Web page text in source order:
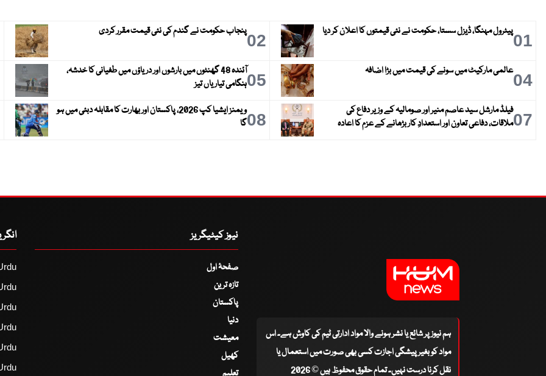
01پیٹرول مہنگا، ڈیزل سستا، حکومت نے نئی قیمتوں کا اعلان کر دیا 02پنجاب حکومت نے گندم کی نئی قیمت مقرر کردی
04عالمی مارکیٹ میں سونے کی قیمت میں بڑا اضافہ 05
آئندہ 48 گھنٹوں میں بارشوں اور دریاؤں میں طغیانی کا خدشہ،
ہنگامی تیاریاں تیز
07فیلڈ مارشل سید عاصم منیر اور صومالیہ کے وزیر دفاع کی
ملاقات، دفاعی تعاون اور استعدادِ کار بڑھانے کے عزم کا اعادہ
08
ویمنز ایشیا کپ 2026، پاکستان اور بھارت کا مقابلہ دبئی میں ہو
گا
ہم نیوز پر شائع یا نشر ہونے والا مواد ادارتی ٹیم کی کاوش ہے۔ اس
مواد کو بغیر پیشگی اجازت کسی بھی صورت میں استعمال یا
نقل کرنا درست نہیں۔ تمام حقوق محفوظ ہیں © 2026
نیوز کیٹیگریز
صفحۂ اول
تازہ ترین
پاکستان
دنیا
معیشت
کھیل